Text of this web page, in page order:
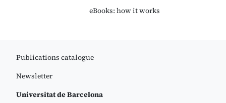
eBooks: how it works
Publications catalogue
Newsletter
Universitat de Barcelona